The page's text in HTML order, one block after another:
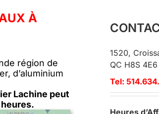
À
région de
d’aluminium
Lachine peut
1520,
QC H8S 4E6
Tel:
Heures